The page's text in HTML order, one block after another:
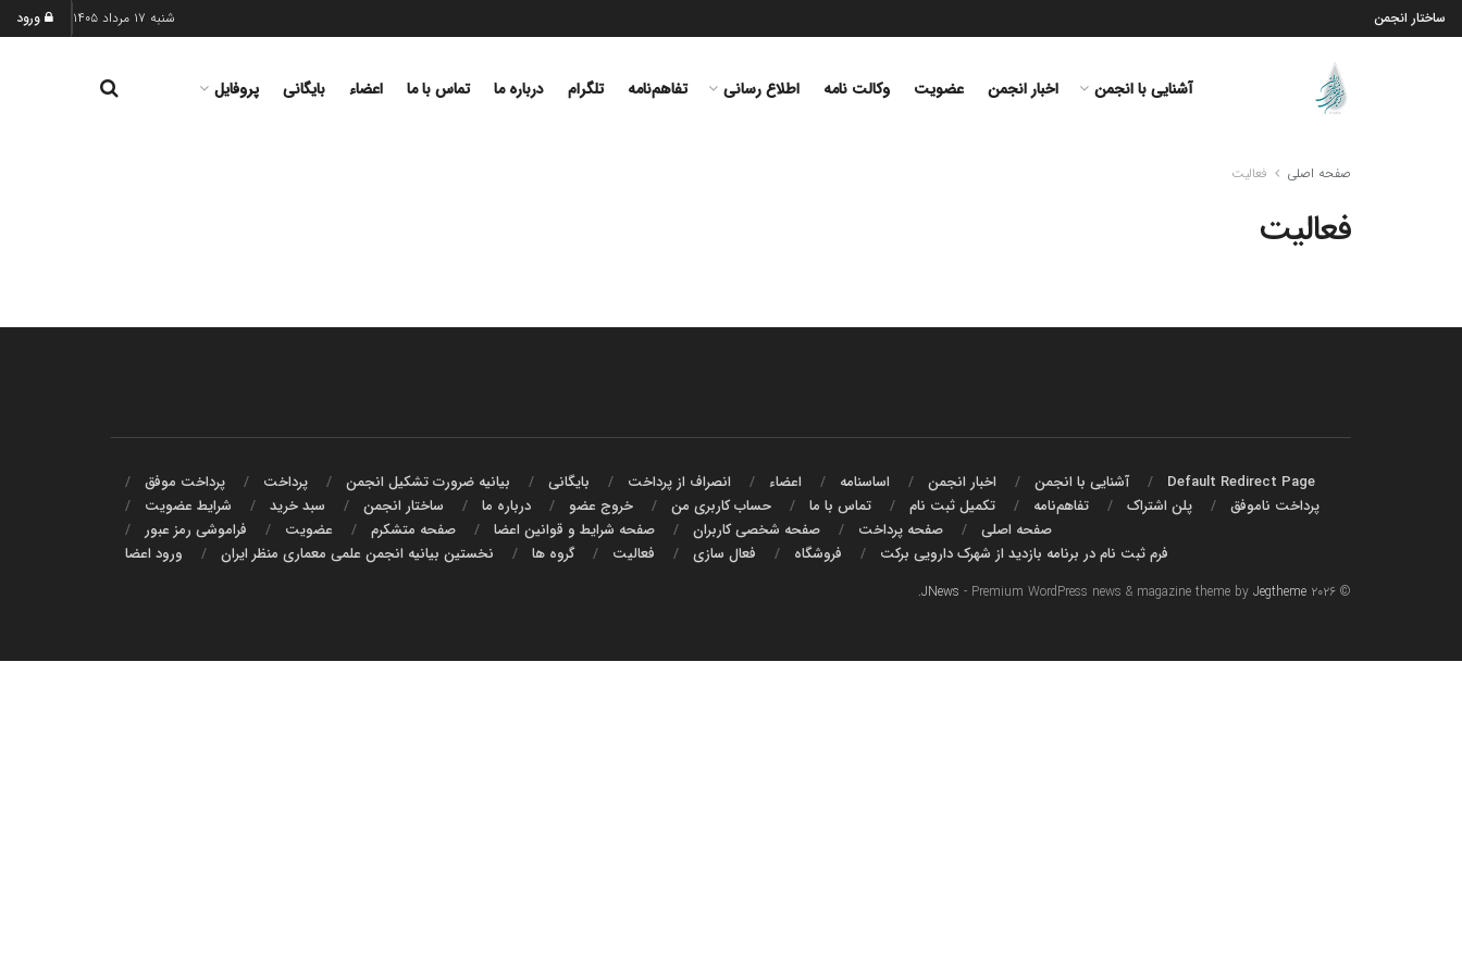
ساختار انجمن شنبه ۱۷ مرداد ۱۴۰۵ ورود
آشنایی با انجمن اخبار انجمن عضویت وکالت نامه اطلاع رسانی تفاهم‌نامه‌ تلگرام درباره ما تماس با ما اعضاء بایگانی پروفایل
صفحه اصلی فعالیت
فعالیت
Default Redirect Page آشنایی با انجمن اخبار انجمن اساسنامه اعضاء انصراف از پرداخت بایگانی بیانیه ضرورت تشکیل انجمن پرداخت
پرداخت موفق
پرداخت ناموفق
پلن اشتراک تفاهم‌نامه‌ تکمیل ثبت نام تماس با ما حساب کاربری من خروج عضو درباره ما ساختار انجمن سبد خرید
شرايط عضويت
صفحه اصلی
صفحه پرداخت صفحه شخصی کاربران صفحه شرایط و قوانین اعضا صفحه متشکرم عضویت
فراموشی رمز عبور
فرم ثبت نام در برنامه بازدید از شهرک دارویی برکت
فروشگاه فعال سازی فعالیت گروه ها نخستین بیانیه انجمن علمی معماری منظر ایران ورود اعضا
© ۲۰۲۶ JNews - Premium WordPress news & magazine theme by Jegtheme
.